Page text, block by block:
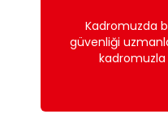
Kadromuzda
güvenliği